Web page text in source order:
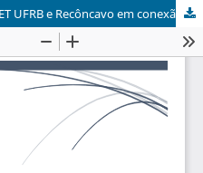
O ato de pesquisar no grupo PET UFRB e Recôncavo em conexão: as experiências dos petianos(as) e os desafios do processo